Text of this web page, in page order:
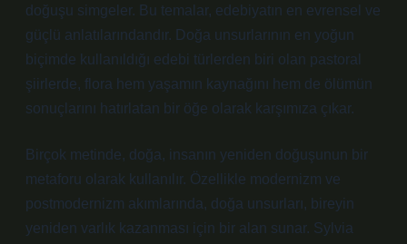
doğuşu simgeler. Bu temalar, edebiyatın en evrensel ve
güçlü anlatılarındandır. Doğa unsurlarının en yoğun
biçimde kullanıldığı edebi türlerden biri olan pastoral
şiirlerde, flora hem yaşamın kaynağını hem de ölümün
sonuçlarını hatırlatan bir öğe olarak karşımıza çıkar.
Birçok metinde, doğa, insanın yeniden doğuşunun bir
metaforu olarak kullanılır. Özellikle modernizm ve
postmodernizm akımlarında, doğa unsurları, bireyin
yeniden varlık kazanması için bir alan sunar. Sylvia